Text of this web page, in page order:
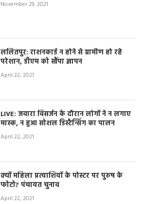
November 29, 2021
ललितपुर: राशनकार्ड न होने से ग्रामीण हो रहे
परेशान, डीएम को सौंपा ज्ञापन
April 22, 2021
LIVE: जवारा विसर्जन के दौरान लोगों ने न लगाए
मास्क, न हुआ सोशल डिस्टैन्सिंग का पालन
April 22, 2021
क्यों महिला प्रत्याशियों के पोस्टर पर पुरुष के
फोटो? पंचायत चुनाव
April 22, 2021